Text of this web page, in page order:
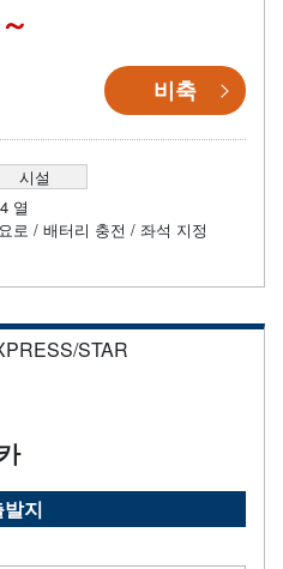
비축
시설
4 열
로 / 배터리 충전 / 좌석 지정
STAR
발지